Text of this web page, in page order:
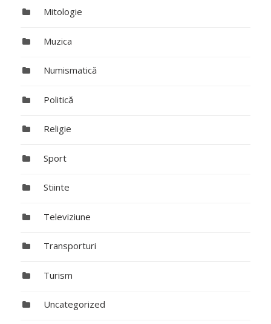
Mitologie
Muzica
Numismatică
Politică
Religie
Sport
Stiinte
Televiziune
Transporturi
Turism
Uncategorized